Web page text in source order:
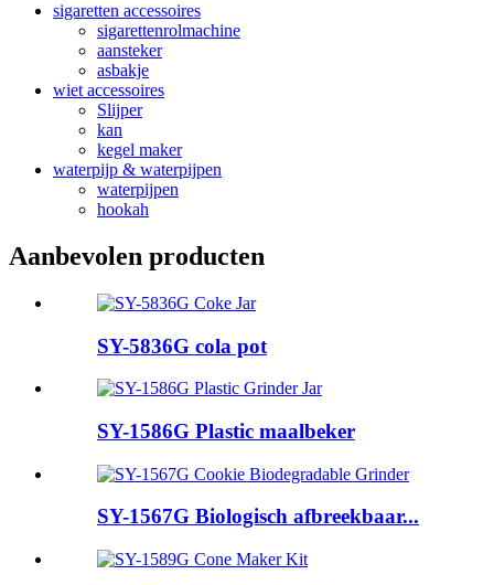
sigaretten accessoires
sigarettenrolmachine
aansteker
asbakje
wiet accessoires
Slijper
kan
kegel maker
waterpijp & waterpijpen
waterpijpen
hookah
Aanbevolen producten
SY-5836G cola pot
SY-1586G Plastic maalbeker
SY-1567G Biologisch afbreekbaar...